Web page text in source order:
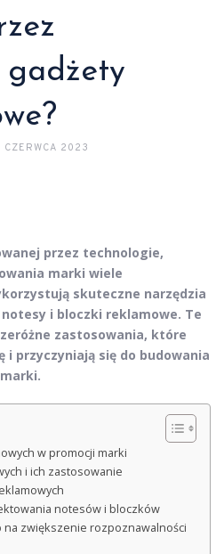
gadżety
CZERWCA 2023
przez technologie,
marki wiele
skuteczne narzędzia
i bloczki reklamowe. Te
zastosowania, które
i przyczyniają się do budowania
w promocji marki
i ich zastosowanie
notesów i bloczków
zwiększenie rozpoznawalności